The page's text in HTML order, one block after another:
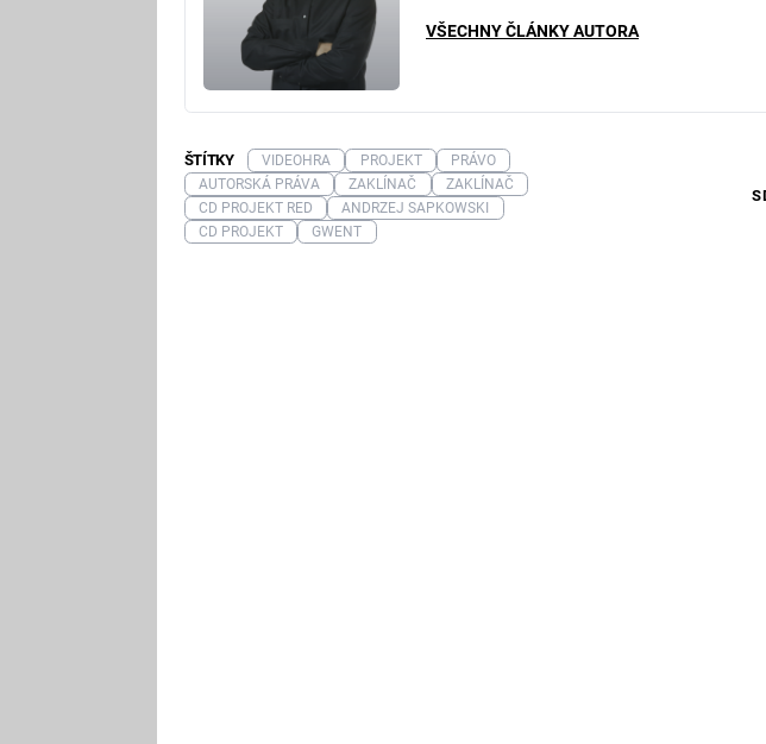
VŠECHNY ČLÁNKY AUTORA
ŠTÍTKY VIDEOHRA PROJEKT
PRÁVO
AUTORSKÁ PRÁVA
ZAKLÍNAČ
ZAKLÍNAČ
CD PROJEKT RED
ANDRZEJ SAPKOWSKI
CD PROJEKT
GWENT